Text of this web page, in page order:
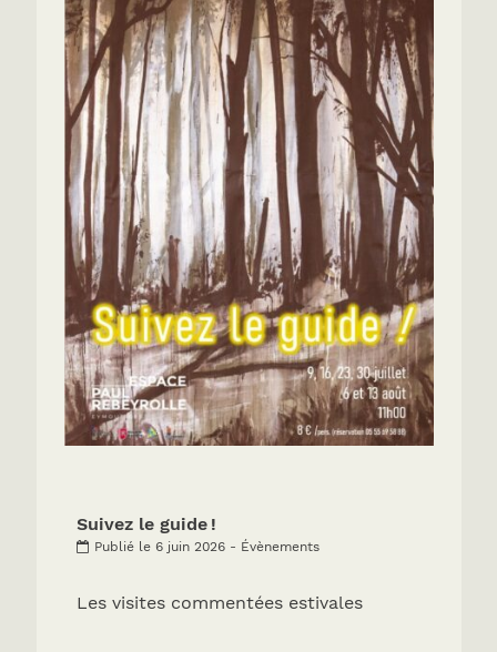
Suivez le guide !
Publié le 6 juin 2026 - Évènements
Les visites commentées estivales